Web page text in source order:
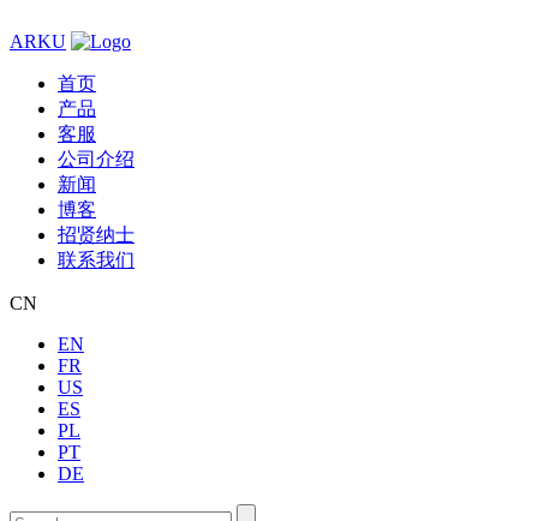
ARKU
首页
产品
客服
公司介绍
新闻
博客
招贤纳士
联系我们
CN
EN
FR
US
ES
PL
PT
DE